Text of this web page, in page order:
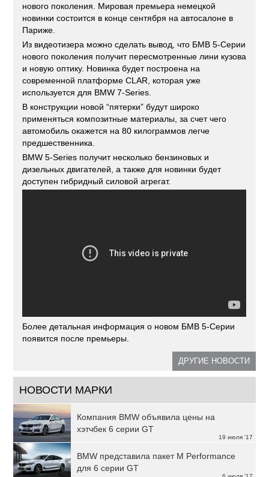
нового поколения. Мировая премьера немецкой
новинки состоится в конце сентября на автосалоне в
Париже.
Из видеотизера можно сделать вывод, что БМВ 5-Серии
нового поколения получит пересмотренные лини кузова
и новую оптику. Новинка будет построена на
современной платформе CLAR, которая уже
используется для BMW 7-Series.
В конструкции новой “пятерки” будут широко
применяться композитные материалы, за счет чего
автомобиль окажется на 80 килограммов легче
предшественника.
BMW 5-Series получит несколько бензиновых и
дизельных двигателей, а также для новинки будет
доступен гибридный силовой агрегат.
Более детальная информация о новом БМВ 5-Серии
появится после премьеры.
ДРУГИЕ НОВОСТИ
НОВОСТИ МАРКИ
19 июля '17
Компания BMW объявила цены на
хэтчбек 6 серии GT
BMW представила пакет M Performance
для 6 серии GT